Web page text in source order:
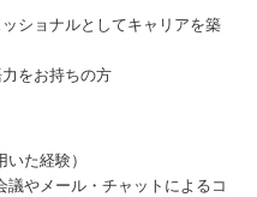
ショナルとしてキャリアを築
をお持ちの方
た経験）
やメール・チャットによるコ